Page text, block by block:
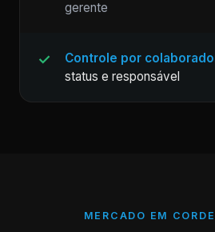
gerente
Controle por
status e responsável
MERCADO EM